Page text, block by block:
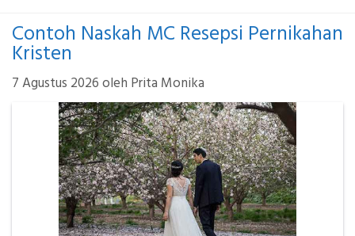
Contoh Naskah MC Resepsi Pernikahan
Kristen
7 Agustus 2026oleh Prita Monika